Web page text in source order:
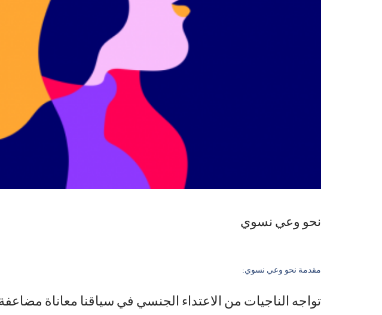
نحو وعي نسوي
مقدمة نحو وعي نسوي:
تواجه الناجيات من الاعتداء الجنسي في سياقنا معاناة